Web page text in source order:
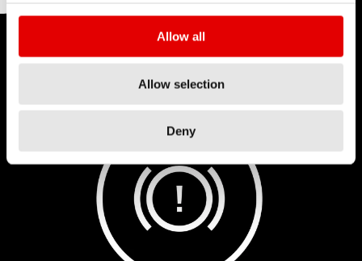
Allow all
Allow selection
Deny
その他のホイールの特徴